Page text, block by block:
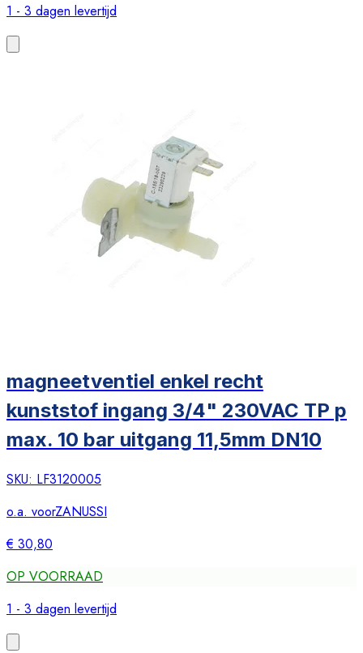
1 - 3 dagen levertijd
magneetventiel enkel recht
kunststof ingang 3/4" 230VAC TP p
max. 10 bar uitgang 11,5mm DN10
SKU: LF3120005
o.a. voorZANUSSI
€ 30,80
OP VOORRAAD
1 - 3 dagen levertijd